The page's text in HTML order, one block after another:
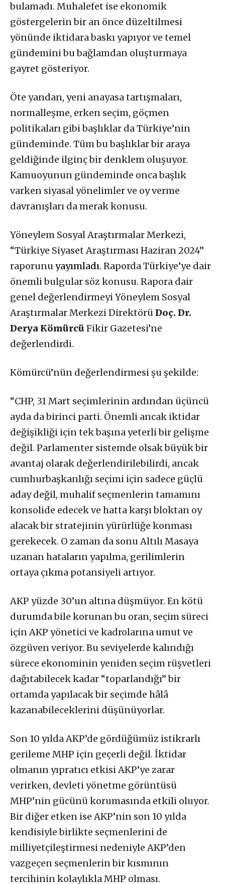
bulamadı. Muhalefet ise ekonomik
göstergelerin bir an önce düzeltilmesi
yönünde iktidara baskı yapıyor ve temel
gündemini bu bağlamdan oluşturmaya
gayret gösteriyor.
Öte yandan, yeni anayasa tartışmaları,
normalleşme, erken seçim, göçmen
politikaları gibi başlıklar da Türkiye’nin
gündeminde. Tüm bu başlıklar bir araya
geldiğinde ilginç bir denklem oluşuyor.
Kamuoyunun gündeminde onca başlık
varken siyasal yönelimler ve oy verme
davranışları da merak konusu.
Yöneylem Sosyal Araştırmalar Merkezi,
“Türkiye Siyaset Araştırması Haziran 2024”
raporunuyayımladı. Raporda Türkiye’ye dair
önemli bulgular söz konusu. Rapora dair
genel değerlendirmeyi Yöneylem Sosyal
Araştırmalar Merkezi DirektörüDoç. Dr.
Derya Kömürcü Fikir Gazetesi’ne
değerlendirdi.
Kömürcü’nün değerlendirmesi şu şekilde:
“CHP, 31 Mart seçimlerinin ardından üçüncü
ayda da birinci parti. Önemli ancak iktidar
değişikliği için tek başına yeterli bir gelişme
değil. Parlamenter sistemde olsak büyük bir
avantaj olarak değerlendirilebilirdi, ancak
cumhurbaşkanlığı seçimi için sadece güçlü
aday değil, muhalif seçmenlerin tamamını
konsolide edecek ve hatta karşı bloktan oy
alacak bir stratejinin yürürlüğe konması
gerekecek. O zaman da sonu Altılı Masaya
uzanan hataların yapılma, gerilimlerin
ortaya çıkma potansiyeli artıyor.
AKP yüzde 30’un altına düşmüyor. En kötü
durumda bile korunan bu oran, seçim süreci
için AKP yönetici ve kadrolarına umut ve
özgüven veriyor. Bu seviyelerde kalındığı
sürece ekonominin yeniden seçim rüşvetleri
dağıtabilecek kadar “toparlandığı” bir
ortamda yapılacak bir seçimde hâlâ
kazanabileceklerini düşünüyorlar.
Son 10 yılda AKP’de gördüğümüz istikrarlı
gerileme MHP için geçerli değil. İktidar
olmanın yıpratıcı etkisi AKP’ye zarar
verirken, devleti yönetme görüntüsü
MHP’nin gücünü korumasında etkili oluyor.
Bir diğer etken ise AKP’nin son 10 yılda
kendisiyle birlikte seçmenlerini de
milliyetçileştirmesi nedeniyle AKP’den
vazgeçen seçmenlerin bir kısmının
tercihinin kolaylıkla MHP olması.